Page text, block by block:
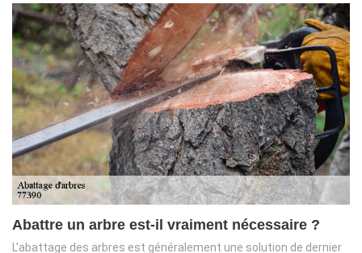
Abattre un arbre est-il vraiment nécessaire ?
L'abattage des arbres est généralement une solution de dernier